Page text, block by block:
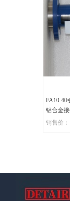
FA10-40
铝合金
销售价：